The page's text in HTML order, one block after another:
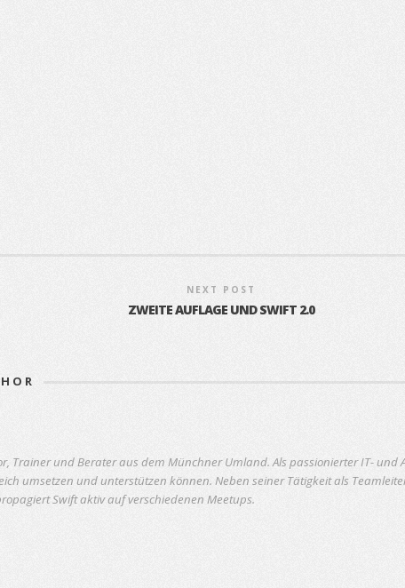
NEXT POST
ZWEITE AUFLAGE UND SWIFT 2.0
Trainer und Berater aus dem Münchner Umland. Als passionierter IT- und
umsetzen und unterstützen können. Neben seiner Tätigkeit als
Swift aktiv auf verschiedenen Meetups.